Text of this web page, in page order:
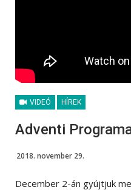
VIDEÓ HÍREK
Adventi
2018. november 29.
December 2-án gyújtjuk